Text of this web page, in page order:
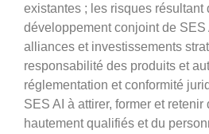
existantes ; les risques résultant
développement conjoint de SES
alliances et investissements
responsabilité des produits et
réglementation et conformité
SES AI à attirer, former et
hautement qualifiés et du